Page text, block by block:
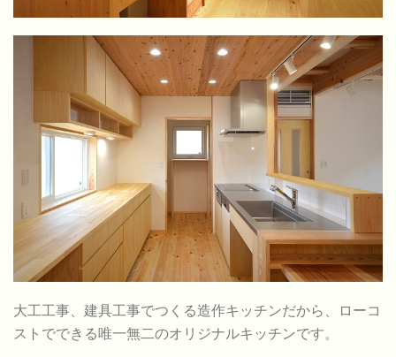
大工工事、建具工事でつくる造作キッチンだから、ローコ
ストでできる唯一無二のオリジナルキッチンです。